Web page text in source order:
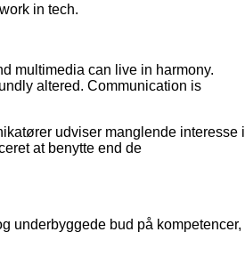
in tech.
multimedia can live in harmony.
altered. Communication is
udviser manglende interesse i
at benytte end de
underbyggede bud på kompetencer,